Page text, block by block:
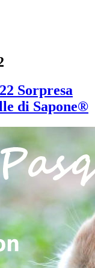
Sorpresa
di Sapone®